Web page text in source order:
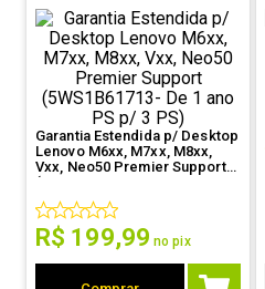
Garantia Estendida p/ Desktop
Lenovo M6xx, M7xx, M8xx,
Vxx, Neo50 Premier Support
(5WS1B61713- De 1 ano PS p/
3 PS)
R$ 199,99 no pix